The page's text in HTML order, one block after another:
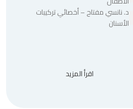
د. نانسي مفتاح – أخصائي تركيبات
الأسنان
اقرأ المزيد